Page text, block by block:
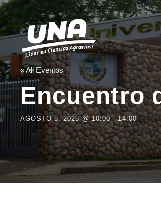
« All Eventos
Encuentro
AGOSTO 5, 2025 @ 10:00-14:00